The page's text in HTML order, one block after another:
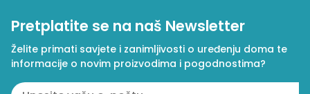
Pretplatite se na naš Newsletter
Želite primati savjete i zanimljivosti o uređenju doma te
informacije o novim proizvodima i pogodnostima?